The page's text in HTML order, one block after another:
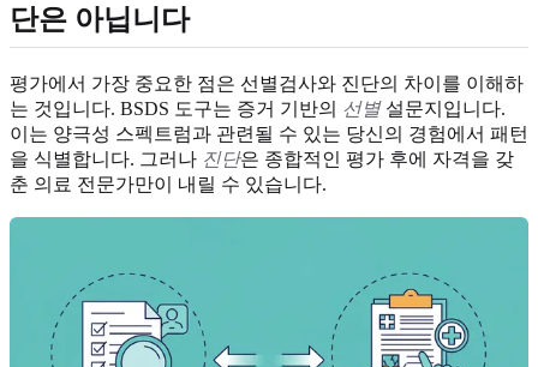
단은 아닙니다
평가에서 가장 중요한 점은 선별검사와 진단의 차이를 이해하
는 것입니다. BSDS 도구는 증거 기반의 선별설문지입니다.
이는 양극성 스펙트럼과 관련될 수 있는 당신의 경험에서 패턴
을 식별합니다. 그러나 진단은 종합적인 평가 후에 자격을 갖
춘 의료 전문가만이 내릴 수 있습니다.